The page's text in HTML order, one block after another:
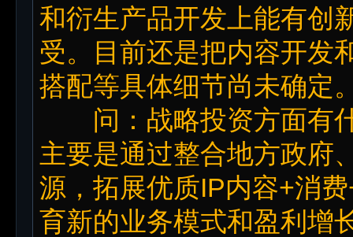
和衍生产品开发上能有创
受。目前还是把内容开发
搭配等具体细节尚未确定
问：战略投资方面有什
主要是通过整合地方政府
源，拓展优质IP内容+消
育新的业务模式和盈利增